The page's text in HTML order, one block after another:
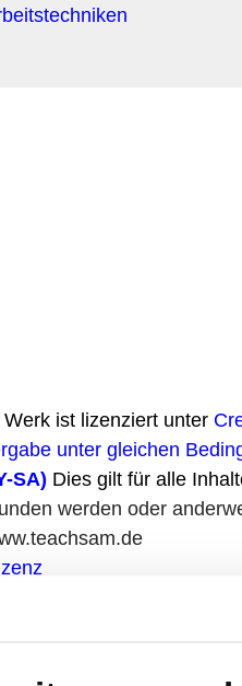
Werk ist lizenziert unter
unter gleichen
SA) Dies gilt für alle
werden oder